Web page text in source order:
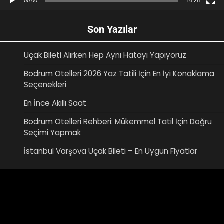
Son Yazılar
Uçak Bileti Alırken Hep Aynı Hatayı Yapıyoruz
Bodrum Otelleri 2026 Yaz Tatili İçin En İyi Konaklama
Seçenekleri
En İnce Akıllı Saat
Bodrum Otelleri Rehberi: Mükemmel Tatil İçin Doğru
Seçimi Yapmak
İstanbul Varşova Uçak Bileti – En Uygun Fiyatlar